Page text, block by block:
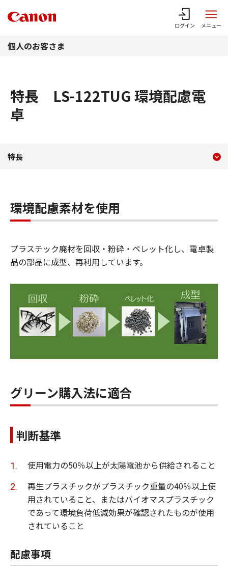
ログイン メニュー
個人のお客さま
特長 LS-122TUG 環境配慮電
卓
特長 LS-122TUG 環境配
特長
環境配慮素材を使用
プラスチック廃材を回収・粉砕・ペレット化し、電卓製
品の部品に成型、再利用しています。
グリーン購入法に適合
判断基準
使用電力の50％以上が太陽電池から供給されること
再生プラスチックがプラスチック重量の40％以上使
用されていること、またはバイオマスプラスチック
であって環境負荷低減効果が確認されたものが使用
されていること
配慮事項